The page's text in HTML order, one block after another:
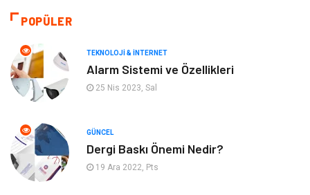
Tatil
Bilgisayar & Yazılım Genel Kültür
Mobilya
Turizm
Plaka Tanıma Sistemleri Hediyelik Eşya
POPÜLER
TEKNOLOJI & İNTERNET
Alarm Sistemi ve Özellikleri
25 Nis 2023, Sal
GÜNCEL
Dergi Baskı Önemi Nedir?
19 Ara 2022, Pts